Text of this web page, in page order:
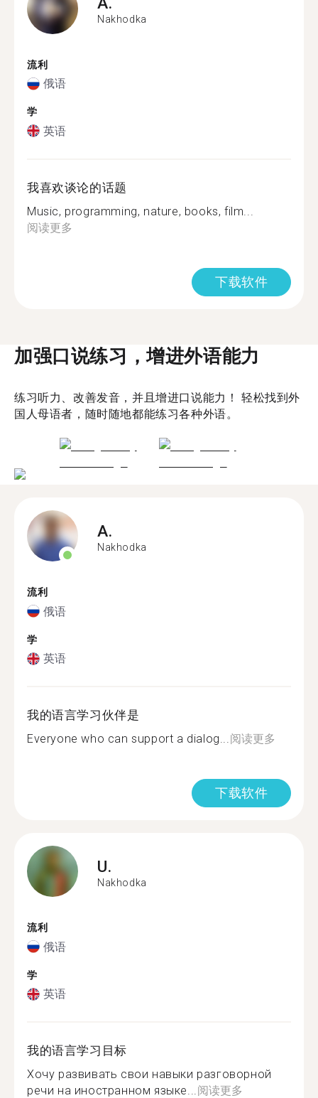
Nakhodka
流利
俄语
学
英语
我喜欢谈论的话题
Music, programming, nature, books, film...
阅读更多
下载软件
加强口说练习，增进外语能力
练习听力、改善发音，并且增进口说能力！ 轻松找到外
国人母语者，随时随地都能练习各种外语。
A.
Nakhodka
流利
俄语
学
英语
我的语言学习伙伴是
Everyone who can support a dialog...阅读更多
下载软件
U.
Nakhodka
流利
俄语
学
英语
我的语言学习目标
Хочу развивать свои навыки разговорной
речи на иностранном языке...阅读更多